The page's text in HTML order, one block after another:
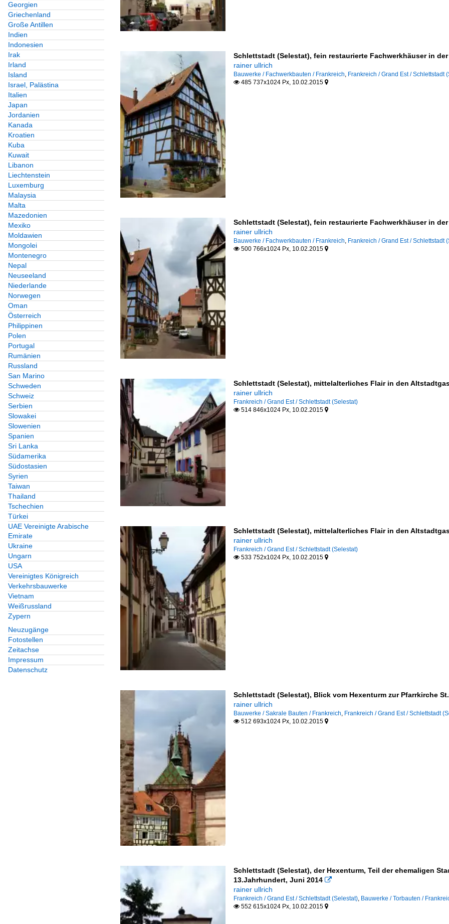
Georgien
Griechenland
Große Antillen
Indien
Indonesien
Irak
Irland
Island
Israel, Palästina
Italien
Japan
Jordanien
Kanada
Kroatien
Kuba
Kuwait
Libanon
Liechtenstein
Luxemburg
Malaysia
Malta
Mazedonien
Mexiko
Moldawien
Mongolei
Montenegro
Nepal
Neuseeland
Niederlande
Norwegen
Oman
Österreich
Philippinen
Polen
Portugal
Rumänien
Russland
San Marino
Schweden
Schweiz
Serbien
Slowakei
Slowenien
Spanien
Sri Lanka
Südamerika
Südostasien
Syrien
Taiwan
Thailand
Tschechien
Türkei
UAE Vereinigte Arabische
Emirate
Ukraine
Ungarn
USA
Vereinigtes Königreich
Verkehrsbauwerke
Vietnam
Weißrussland
Zypern
Neuzugänge
Fotostellen
Zeitachse
Impressum
Datenschutz
Kunstwerke
Europa
Grand Est
Dept. Bas-Rhin (Unterelsass)
Galerien
UNESCO - Welterbestätten
Frankreich
Verkehrsbauwerke
Schlettstadt (Selestat), fein restaurierte Fachwerkhäuser in
rainer ullrich
Bauwerke / Fachwerkbauten / Frankreich Frankreich / Grand Est / Schlettstadt
485 737x1024 Px, 10.02.2015 
Schlettstadt (Selestat), fein restaurierte Fachwerkhäuser in
rainer ullrich
Bauwerke / Fachwerkbauten / Frankreich Frankreich / Grand Est / Schlettstadt
500 766x1024 Px, 10.02.2015 
Schlettstadt (Selestat), mittelalterliches Flair in den
rainer ullrich
Frankreich / Grand Est / Schlettstadt (Selestat)
514 846x1024 Px, 10.02.2015 
Schlettstadt (Selestat), mittelalterliches Flair in den
rainer ullrich
Frankreich / Grand Est / Schlettstadt (Selestat)
533 752x1024 Px, 10.02.2015 
Schlettstadt (Selestat), Blick vom Hexenturm zur Pfarrkirche
rainer ullrich
Bauwerke / Sakrale Bauten / Frankreich Frankreich / Grand Est / Schlettstadt
512 693x1024 Px, 10.02.2015 
Schlettstadt (Selestat), der Hexenturm, Teil der ehemaligen
13.Jahrhundert, Juni 2014 
rainer ullrich
Frankreich / Grand Est / Schlettstadt (Selestat), Bauwerke / Torbauten /
552 615x1024 Px, 10.02.2015 